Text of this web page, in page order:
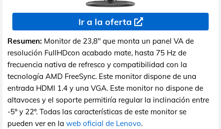
Ir a la oferta
Resumen: Monitor de 23,8" que monta un panel VA de
resolución FullHDcon acabado mate, hasta 75 Hz de
frecuencia nativa de refresco y compatibilidad con la
tecnología AMD FreeSync. Este monitor dispone de una
entrada HDMI 1.4 y una VGA. Este monitor no dispone de
altavoces y el soporte permitiría regular la inclinación entre
-5º y 22º. Todas las características de este monitor se
pueden ver en la web oficial de Lenovo.